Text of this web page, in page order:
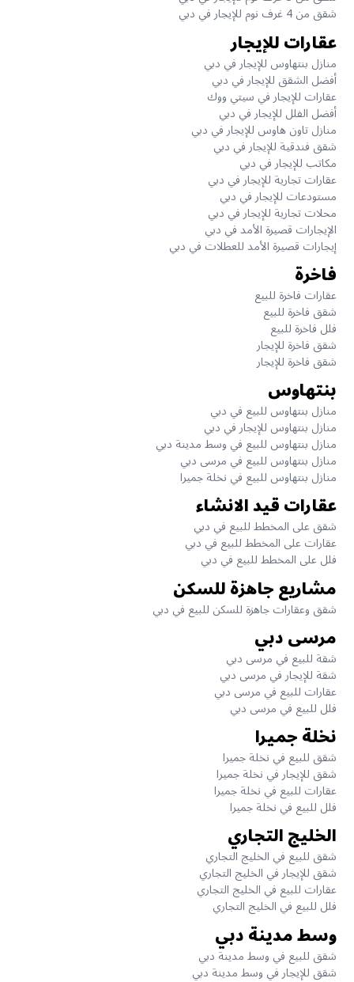
شقق من 4 غرف نوم للإيجار في دبي
عقارات للإيجار
منازل بنتهاوس للإيجار في دبي
أفضل الشقق للإيجار في دبي
عقارات للإيجار في سيتي ووك
أفضل الفلل للإيجار في دبي
منازل تاون هاوس للإيجار في دبي
شقق فندقية للإيجار في دبي
مكاتب للإيجار في دبي
عقارات تجارية للإيجار في دبي
مستودعات للإيجار في دبي
محلات تجارية للإيجار في دبي
الإيجارات قصيرة الأمد في دبي
إيجارات قصيرة الأمد للعطلات في دبي
فاخرة
عقارات فاخرة للبيع
شقق فاخرة للبيع
فلل فاخرة للبيع
شقق فاخرة للإيجار
شقق فاخرة للإيجار
بنتهاوس
منازل بنتهاوس للبيع في دبي
منازل بنتهاوس للإيجار في دبي
منازل بنتهاوس للبيع في وسط مدينة دبي
منازل بنتهاوس للبيع في مرسى دبي
منازل بنتهاوس للبيع في نخلة جميرا
عقارات قيد الانشاء
شقق على المخطط للبيع في دبي
عقارات على المخطط للبيع في دبي
فلل على المخطط للبيع في دبي
مشاريع جاهزة للسكن
شقق وعقارات جاهزة للسكن للبيع في دبي
مرسى دبي
شقة للبيع في مرسى دبي
شقة للإيجار في مرسى دبي
عقارات للبيع في مرسى دبي
فلل للبيع في مرسى دبي
نخلة جميرا
شقق للبيع في نخلة جميرا
شقق للإيجار في نخلة جميرا
عقارات للبيع في نخلة جميرا
فلل للبيع في نخلة جميرا
الخليج التجاري
شقق للبيع في الخليج التجاري
شقق للإيجار في الخليج التجاري
عقارات للبيع في الخليج التجاري
فلل للبيع في الخليج التجاري
وسط مدينة دبي
شقق للبيع في وسط مدينة دبي
شقق للإيجار في وسط مدينة دبي